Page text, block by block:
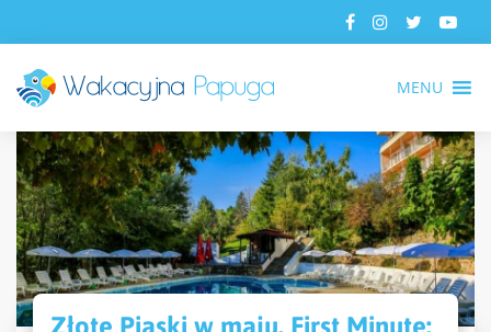
MENU
Złote Piaski w maju. First Minute: